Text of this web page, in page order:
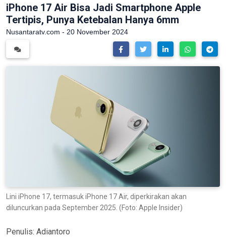
iPhone 17 Air Bisa Jadi Smartphone Apple
Tertipis, Punya Ketebalan Hanya 6mm
Nusantaratv.com - 20 November 2024
Lini iPhone 17, termasuk iPhone 17 Air, diperkirakan akan
diluncurkan pada September 2025. (Foto: Apple Insider)
Penulis: Adiantoro